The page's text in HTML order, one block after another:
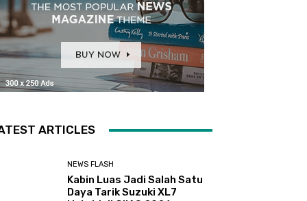
ARTICLES
NEWS FLASH
Kabin Luas Jadi Salah Satu
Daya Tarik Suzuki XL7